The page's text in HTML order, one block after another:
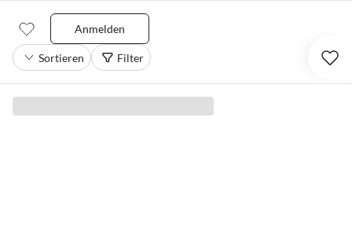
Anmelden
Sortieren Filter